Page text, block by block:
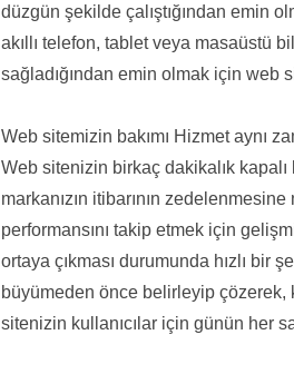
düzgün şekilde çalıştığından emin
akıllı telefon, tablet veya masaüstü
sağladığından emin olmak için web
Web sitemizin bakımı Hizmet aynı
Web sitenizin birkaç dakikalık kapalı
markanızın itibarının
performansını takip etmek için
ortaya çıkması durumunda hızlı bir
büyümeden önce belirleyip çözerek,
sitenizin kullanıcılar için günün her